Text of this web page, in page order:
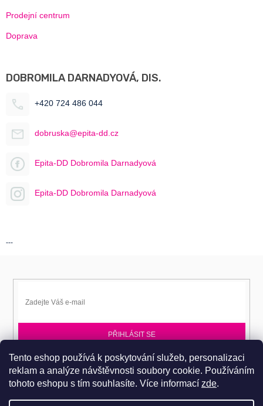
Tento eshop používá k poskytování služeb, personalizaci
reklam a analýze návštěvnosti soubory cookie. Používáním
tohoto eshopu s tím souhlasíte. Více informací zde.
Prodejní centrum
Doprava
DOBROMILA DARNADYOVÁ, DIS.
+420 724 486 044
dobruska@epita-dd.cz
Epita-DD Dobromila Darnadyová
Epita-DD Dobromila Darnadyová
---
PŘIHLÁSIT SE
Přihlaste se k EPITA-DD a získávejte novinky jako první.